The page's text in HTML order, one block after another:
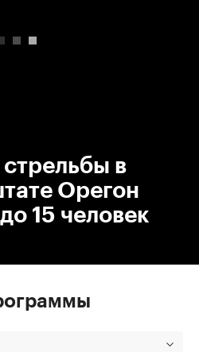
стрельбы в
Орегон
15 человек